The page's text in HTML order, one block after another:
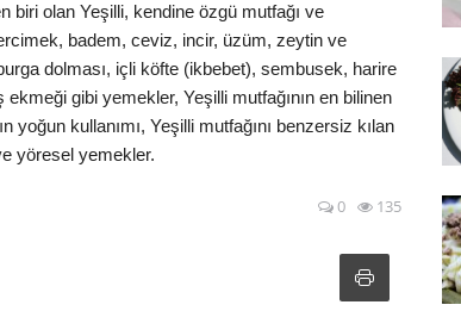
biri olan Yeşilli, kendine özgü mutfağı ve
badem, ceviz, incir, üzüm, zeytin ve
dolması, içli köfte (ikbebet), sembusek, harire
gibi yemekler, Yeşilli mutfağının en bilinen
yoğun kullanımı, Yeşilli mutfağını benzersiz kılan
yöresel yemekler.
0 135